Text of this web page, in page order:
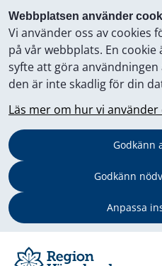
Webbplatsen använder
Vi använder oss av cookies
på vår webbplats. En
syfte att göra
den är inte skadlig för din
Läs mer om hur vi använder
Godkänn
Godkänn
Anpassa